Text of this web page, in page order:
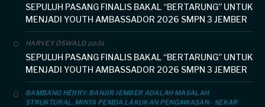
SEPULUH PASANG FINALIS BAKAL “BERTARUNG” UNTUK
MENJADI YOUTH AMBASSADOR 2026 SMPN 3 JEMBER
HARVEY OSWALDpada
SEPULUH PASANG FINALIS BAKAL “BERTARUNG” UNTUK
MENJADI YOUTH AMBASSADOR 2026 SMPN 3 JEMBER
BAMBANG HERRY: BANJIR JEMBER ADALAH MASALAH
STRUKTURAL, MINTA PEMDA LAKUKAN PENGAWASAN - SEKAR